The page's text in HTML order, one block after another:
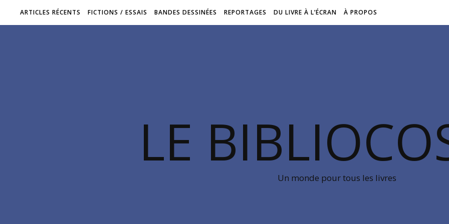
ARTICLES RÉCENTS FICTIONS / ESSAIS BANDES DESSINÉES REPORTAGES DU LIVRE À L’ÉCRAN À PROPOS
LE
Un monde pour tous les livres